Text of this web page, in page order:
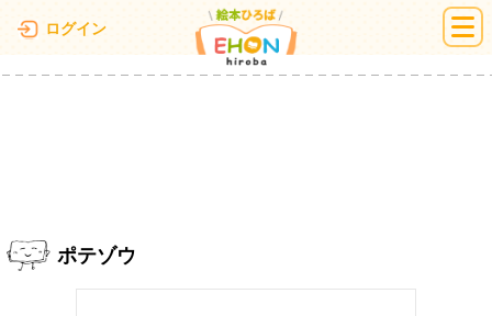
ログイン 絵本ひろば
ポテゾウ